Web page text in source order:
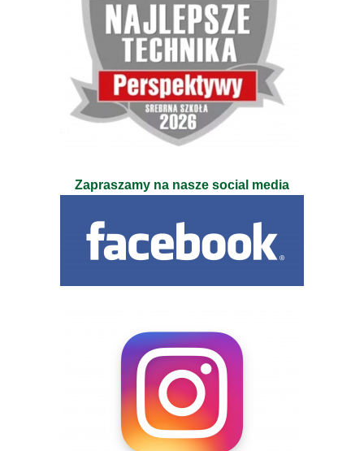
Zapraszamy na nasze social media